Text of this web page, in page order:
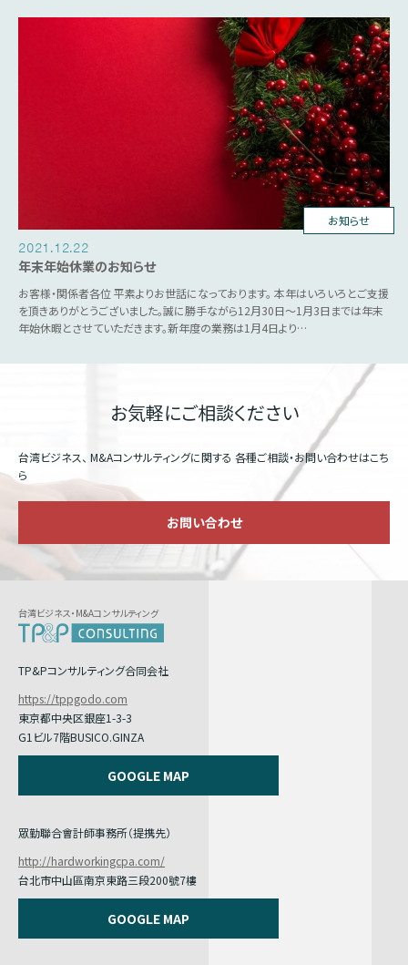
お知らせ
2021.12.22
年末年始休業のお知らせ
お客様・関係者各位 平素よりお世話になっております。 本年はいろいろとご支援
を頂きありがとうございました。誠に勝手ながら12月30日～1月3日までは年末
年始休暇とさせていただきます。新年度の業務は1月4日より…
お気軽にご相談ください
台湾ビジネス、 M&Aコンサルティングに関する 各種ご相談・お問い合わせはこち
ら
お問い合わせ
台湾ビジネス・M&Aコンサルティング
TP&Pコンサルティング合同会社
https://tppgodo.com
東京都中央区銀座1-3-3
G1ビル7階BUSICO.GINZA
GOOGLE MAP
眾勤聯合會計師事務所（提携先）
http://hardworkingcpa.com/
台北市中山區南京東路三段200號7樓
GOOGLE MAP